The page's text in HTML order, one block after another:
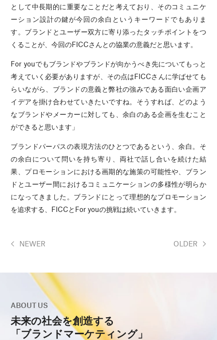
として中長期的に重要なことだと考えており、そのコミュニケ
ーション設計の鍵が今回の余白というキーワードでもありま
す。ブランドとユーザー双方に寄り添ったタッチポイントをつ
くることが、今回のFICCさんとの協業の意義だと思います。
For youでもブランドやブランドが向かうべき先についてもっと
考えていく必要がありますが、その点はFICCさんに学ばせても
らいながら、ブランドの意義と弊社の強みである面白い企画ア
イデアを掛け合わせていきたいですね。そうすれば、どのよう
なブランドやメーカーに対しても、余白のある企画を生むこと
ができると思います」
ブランドパーパスの表現方法のひとつであるという、余白。そ
の余白について問いを持ち寄り、両社で話し合いを続けた結
果、プロモーションにおける画期的な施策の可能性や、ブラン
ドとユーザー間におけるコミュニケーションの多様性が明らか
になってきました。ブランドにとって理想的なプロモーション
を追求する、FICCとFor youの挑戦は続いていきます。
NEWER OLDER
ABOUT US
未来の社会を創造する
「ブランドマーケティング」